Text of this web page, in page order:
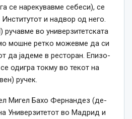
се на­ре­ку­вав­ме се­бе­си), се
и над­вор од не­го.
во уни­вер­зи­тет­ска­та
мош­не рет­ко мо­жев­ме да си
да ја­де­ме в рес­то­ран. Епи­зо­
одиг­ра ток­му во те­кот на
ру­чек.
Ми­гел Ба­хо Фер­нан­дез (де­
Уни­вер­зи­те­тот во Мад­рид и